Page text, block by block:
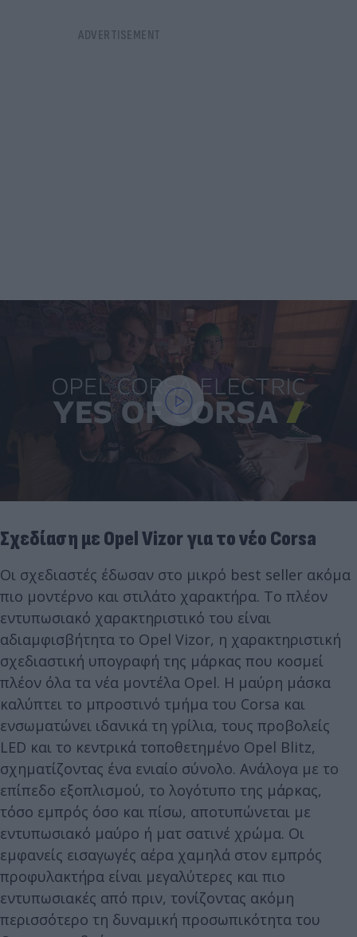
Σχεδίαση με Opel Vizor για το νέο Corsa
Οι σχεδιαστές έδωσαν στο μικρό best seller ακόμα
πιο μοντέρνο και στιλάτο χαρακτήρα. Το πλέον
εντυπωσιακό χαρακτηριστικό του είναι
αδιαμφισβήτητα το Opel Vizor, η χαρακτηριστική
σχεδιαστική υπογραφή της μάρκας που κοσμεί
πλέον όλα τα νέα μοντέλα Opel. Η μαύρη μάσκα
καλύπτει το μπροστινό τμήμα του Corsa και
ενσωματώνει ιδανικά τη γρίλια, τους προβολείς
LED και το κεντρικά τοποθετημένο Opel Blitz,
σχηματίζοντας ένα ενιαίο σύνολο. Ανάλογα με το
επίπεδο εξοπλισμού, το λογότυπο της μάρκας,
τόσο εμπρός όσο και πίσω, αποτυπώνεται με
εντυπωσιακό μαύρο ή ματ σατινέ χρώμα. Οι
εμφανείς εισαγωγές αέρα χαμηλά στον εμπρός
προφυλακτήρα είναι μεγαλύτερες και πιο
εντυπωσιακές από πριν, τονίζοντας ακόμη
περισσότερο τη δυναμική προσωπικότητα του